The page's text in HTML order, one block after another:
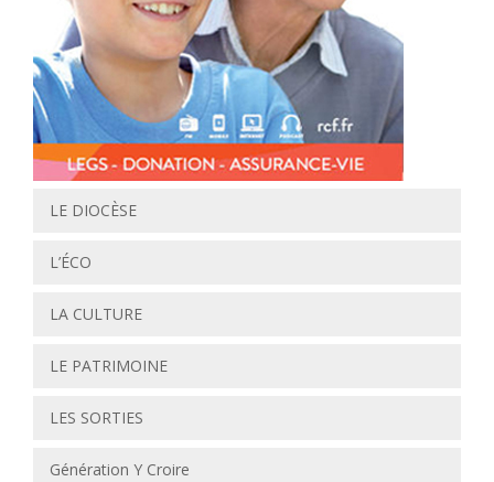
LE DIOCÈSE
L’ÉCO
LA CULTURE
LE PATRIMOINE
LES SORTIES
Génération Y Croire